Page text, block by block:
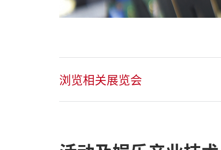
浏览相关展览会